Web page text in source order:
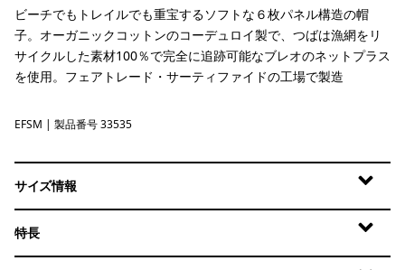
ビーチでもトレイルでも重宝するソフトな６枚パネル構造の帽
子。オーガニックコットンのコーデュロイ製で、つばは漁網をリ
サイクルした素材100％で完全に追跡可能なブレオのネットプラス
を使用。フェアトレード・サーティファイドの工場で製造
Earth Flow: Smolder Blue
EFSM | 製品番号 33535
サイズ情報
特長